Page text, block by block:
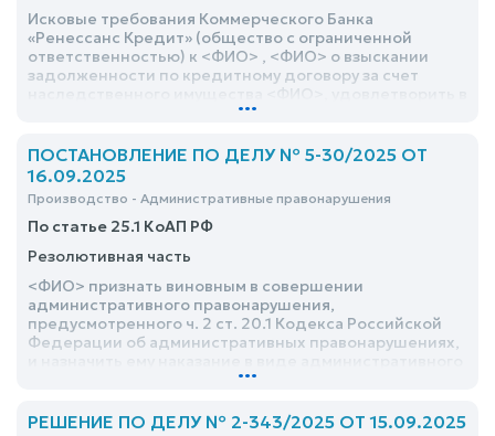
Исковые требования Коммерческого Банка
«Ренессанс Кредит» (общество с ограниченной
ответственностью) к <ФИО> , <ФИО> о взыскании
задолженности по кредитному договору за счет
наследственного имущества <ФИО>, удовлетворить в
...
ПОСТАНОВЛЕНИЕ ПО ДЕЛУ № 5-30/2025 ОТ
16.09.2025
Производство - Административные правонарушения
По статье 25.1 КоАП РФ
Резолютивная часть
<ФИО> признать виновным в совершении
административного правонарушения,
предусмотренного ч. 2 ст. 20.1 Кодекса Российской
Федерации об административных правонарушениях,
штрафа в размере 2000 (две тысячи) рублей
...
РЕШЕНИЕ ПО ДЕЛУ № 2-343/2025 ОТ 15.09.2025